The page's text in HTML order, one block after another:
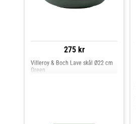
275 kr
Villeroy & Boch Lave skål Ø22 cm
Green